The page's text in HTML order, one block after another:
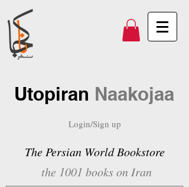
Utopiran Naakojaa
Login/Sign up
The Persian World Bookstore
the 1001 books on Iran